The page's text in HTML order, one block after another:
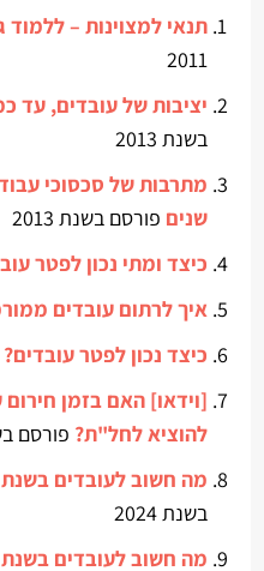
תנאי למצוינות –
2011
יציבות של עובדים, עד
בשנת 2013
מתרבות של סכסוכי
שנים פורסם בשנת 2013
כיצד ומתי נכון לפטר
איך לרתום עובדים
כיצד נכון לפטר עובדים?
[וידאו] האם בזמן
להוציא לחל"ת? פורסם
מה חשוב לעובדים בשנת 2024? מאמר ראשון
בשנת 2024